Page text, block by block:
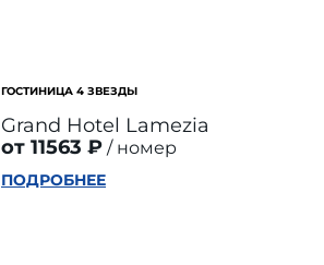
ГОСТИНИЦА 4 ЗВЕЗДЫ
Grand Hotel Lamezia
от 11563 ₽
номер
ПОДРОБНЕЕ